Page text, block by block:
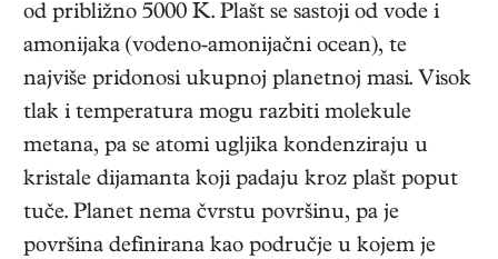
od približno 5000 K. Plašt se sastoji od vode i
amonijaka (vodeno-amonijačni ocean), te
najviše pridonosi ukupnoj planetnoj masi. Visok
tlak i temperatura mogu razbiti molekule
metana, pa se atomi ugljika kondenziraju u
kristale dijamanta koji padaju kroz plašt poput
tuče. Planet nema čvrstu površinu, pa je
površina definirana kao područje u kojem je